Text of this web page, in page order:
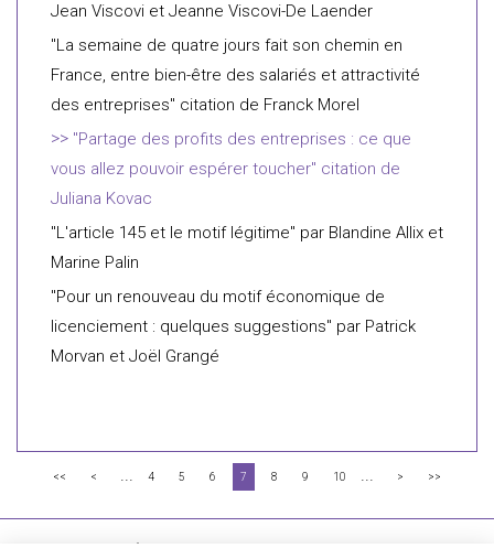
Jean Viscovi et Jeanne Viscovi-De Laender
"La semaine de quatre jours fait son chemin en
France, entre bien-être des salariés et attractivité
des entreprises" citation de Franck Morel
"Partage des profits des entreprises : ce que
vous allez pouvoir espérer toucher" citation de
Juliana Kovac
"L'article 145 et le motif légitime" par Blandine Allix et
Marine Palin
"Pour un renouveau du motif économique de
licenciement : quelques suggestions" par Patrick
Morvan et Joël Grangé
<< < ... 4 5 6 7 8 9 10 ... > >>